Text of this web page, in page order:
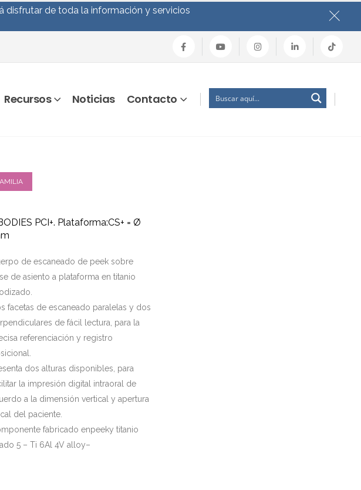
disfrutar de toda la información y servicios
Recursos Noticias Contacto
PCI+. Plataforma:CS+ = Ø
de escaneado de peek sobre
de asiento a plataforma en titanio
facetas de escaneado paralelas y dos
de fácil lectura, para la
referenciación y registro
dos alturas disponibles, para
la impresión digital intraoral de
a la dimensión vertical y apertura
del paciente.
fabricado enpeeky titanio
5 – Ti 6Al 4V alloy–